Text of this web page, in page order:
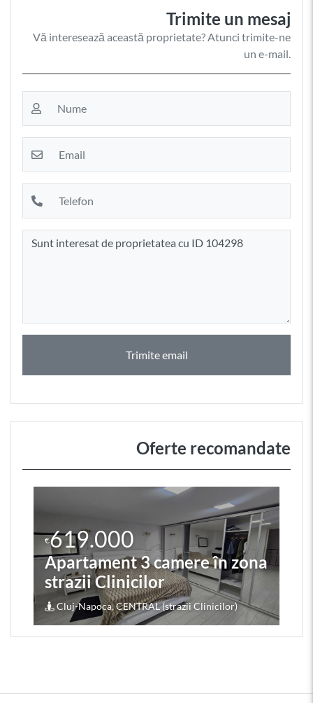
Trimite un mesaj
Vă interesează această proprietate? Atunci trimite-ne
un e-mail.
Trimite email
Oferte recomandate
€619.000
Apartament 3 camere în zona
strazii Clinicilor
Cluj-Napoca, CENTRAL (strazii Clinicilor)